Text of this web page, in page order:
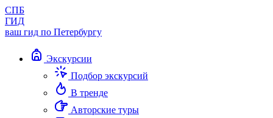
СПБ
ГИД
ваш гид по Петербургу
Экскурсии
Подбор экскурсий
В тренде
Авторские туры